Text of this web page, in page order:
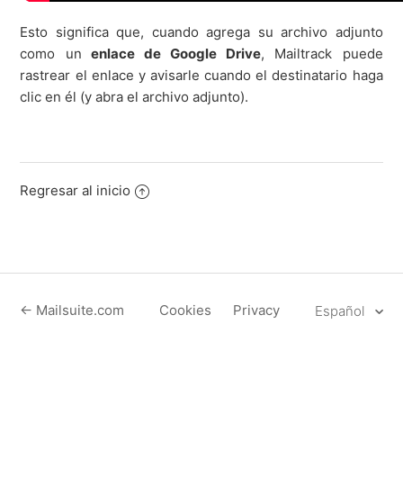
Esto significa que, cuando agrega su archivo adjunto
como un enlace de Google Drive, Mailtrack puede
rastrear el enlace y avisarle cuando el destinatario haga
clic en él (y abra el archivo adjunto).
Regresar al inicio
← Mailsuite.com Cookies Privacy Español